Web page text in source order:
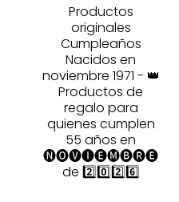
Productos
originales
Cumpleaños
Nacidos en
noviembre 1971 - 👑
Productos de
regalo para
quienes cumplen
55 años en
🅝🅞🅥🅘🅔🅜🅑🅡🅔
de 2️⃣0️⃣2️⃣6️⃣